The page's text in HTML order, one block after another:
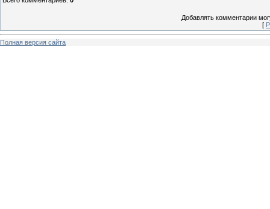
Добавлять комментарии
[
Полная версия сайта